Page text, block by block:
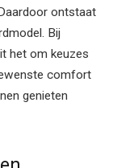
ontstaat
Bij
het om keuzes
comfort
genieten